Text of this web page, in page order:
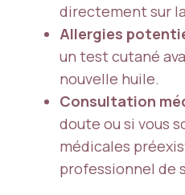
directement sur
Allergies
un test cutané
nouvelle huile.
Consultation
doute ou si vous
médicales
professionnel de